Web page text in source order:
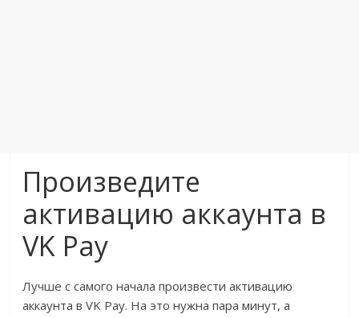
Произведите
активацию аккаунта в
VK Pay
Лучше с самого начала произвести активацию
аккаунта в VK Pay. На это нужна пара минут, а